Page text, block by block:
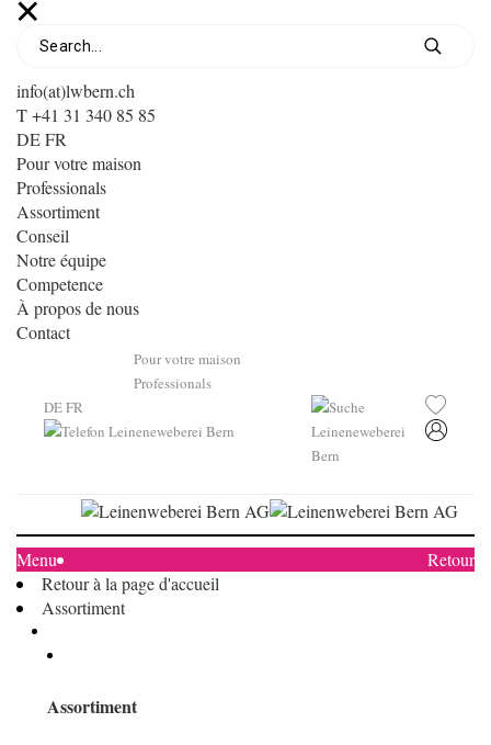
info(at)lwbern.ch
T +41 31 340 85 85
DEFR
Pour votre maison
Professionals
Assortiment
Conseil
Notre équipe
Competence
À propos de nous
Contact
Pour votre maison
Professionals
DEFR
Menu
Retour
Retour à la page d'accueil
Assortiment
Assortiment